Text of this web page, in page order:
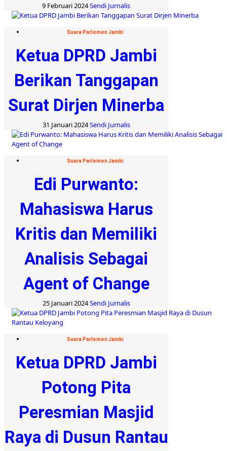
9 Februari 2024Sendi Jurnalis
Suara Parlemen Jambi
Ketua DPRD Jambi
Berikan Tanggapan
Surat Dirjen Minerba
31 Januari 2024Sendi Jurnalis
Suara Parlemen Jambi
Edi Purwanto:
Mahasiswa Harus
Kritis dan Memiliki
Analisis Sebagai
Agent of Change
25 Januari 2024Sendi Jurnalis
Suara Parlemen Jambi
Ketua DPRD Jambi
Potong Pita
Peresmian Masjid
Raya di Dusun Rantau